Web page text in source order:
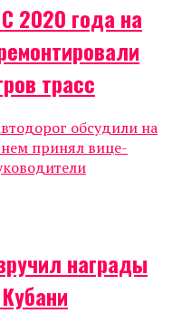
2020 года на
трасс
обсудили на
принял вице-
награды